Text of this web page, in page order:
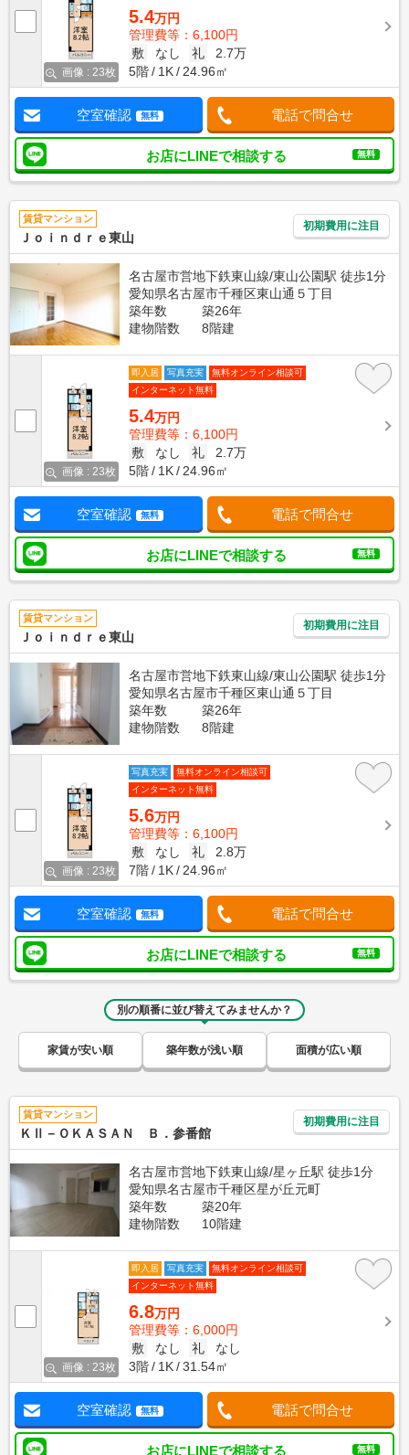
画像 : 23枚
5.4万円
管理費等：6,100円
敷
なし 礼
2.7万
5階
1K 24.96㎡
空室確認 無料 電話で問合せ
お店にLINEで相談する 無料
賃貸マンション
Ｊｏｉｎｄｒｅ東山
初期費用に注目
名古屋市営地下鉄東山線/東山公園駅 徒歩1分
愛知県名古屋市千種区東山通５丁目
築年数
築26年
建物階数
8階建
画像 : 23枚
即入居 写真充実
無料オンライン相談可
インターネット無料
5.4万円
管理費等：6,100円
敷
なし 礼
2.7万
5階
1K 24.96㎡
空室確認 無料 電話で問合せ
お店にLINEで相談する 無料
賃貸マンション
Ｊｏｉｎｄｒｅ東山
初期費用に注目
名古屋市営地下鉄東山線/東山公園駅 徒歩1分
愛知県名古屋市千種区東山通５丁目
築年数
築26年
建物階数
8階建
画像 : 23枚
写真充実
無料オンライン相談可
インターネット無料
5.6万円
管理費等：6,100円
敷
なし 礼
2.8万
7階
1K 24.96㎡
空室確認 無料 電話で問合せ
お店にLINEで相談する 無料
別の順番に並び替えてみませんか？
家賃が安い順 築年数が浅い順 面積が広い順
賃貸マンション
ＫⅡ－ＯＫＡＳＡＮ Ｂ．参番館
初期費用に注目
名古屋市営地下鉄東山線/星ヶ丘駅 徒歩1分
愛知県名古屋市千種区星が丘元町
築年数
築20年
建物階数
10階建
画像 : 23枚
即入居 写真充実
無料オンライン相談可
インターネット無料
6.8万円
管理費等：6,000円
敷
なし 礼
なし
3階
1K 31.54㎡
空室確認 無料 電話で問合せ
お店にLINEで相談する 無料